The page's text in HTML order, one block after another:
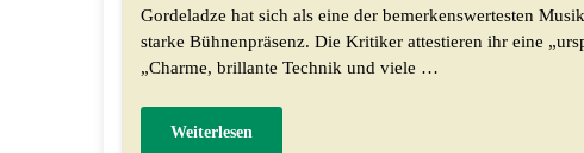
Gordeladze hat sich als eine der bemerkenswertesten
starke Bühnenpräsenz. Die Kritiker attestieren ihr eine
„Charme, brillante Technik und viele …
Weiterlesen